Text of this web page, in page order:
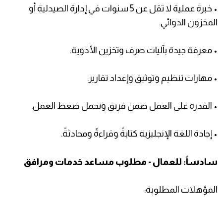
• خبرة عملية لا تقل عن 5 سنوات في إدارة الصيدلية أو
المخزون الدوائي.
• معرفة جيدة بآليات صرف وتخزين الأدوية.
• مهارات تنظيم وتوثيق وإعداد تقارير.
• القدرة على العمل ضمن فريق وتحمل ضغط العمل.
• إجادة اللغة الإنجليزية كتابةً وقراءةً ومحادثةً.
سادساً: للعمال - مطلوب مساعد خدمات ومرافق
المؤهلات المطلوبة: